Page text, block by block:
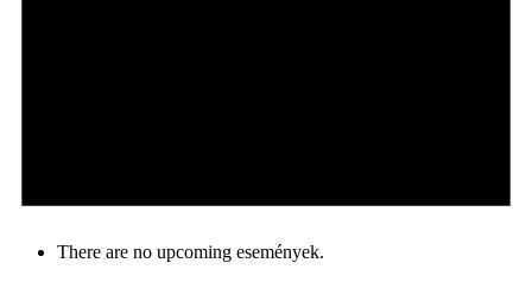
There are no upcoming események.